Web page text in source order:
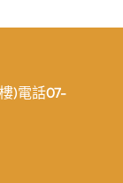
)電話07-